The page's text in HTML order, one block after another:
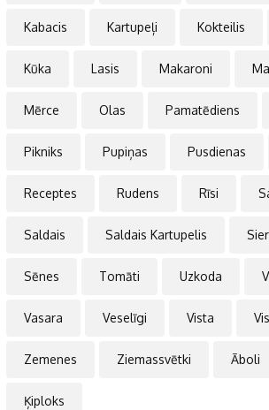
Kabacis Kartupeļi Kokteilis
Kūka Lasis Makaroni
Mērce Olas Pamatēdiens
Pikniks Pupiņas Pusdienas
Receptes Rudens Rīsi
Saldais Saldais Kartupelis
Sēnes Tomāti Uzkoda
Vasara Veselīgi Vista
Zemenes Ziemassvētki Āboli
Ķiploks